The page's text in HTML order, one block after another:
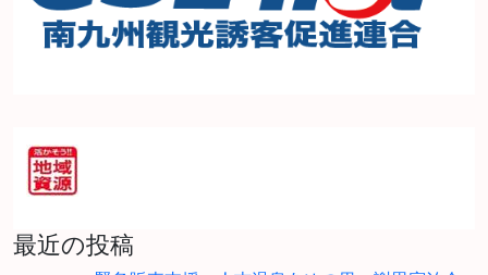
最近の投稿